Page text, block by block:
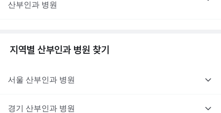
산부인과 병원
지역별 산부인과 병원 찾기
서울 산부인과 병원
경기 산부인과 병원